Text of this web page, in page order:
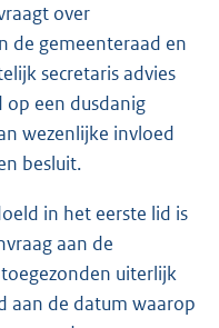
over
de gemeenteraad en
secretaris advies
een dusdanig
wezenlijke invloed
besluit.
in het eerste lid is
aan de
uiterlijk
aan de datum waarop